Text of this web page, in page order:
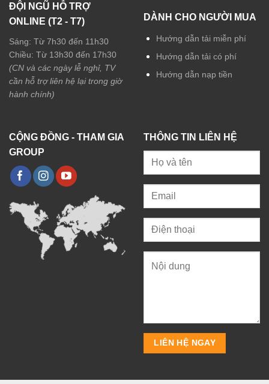
ĐỘI NGŨ HỖ TRỢ
ONLINE (T2 - T7)
Sáng: Từ 7h30 đến 11h30
Chiều: Từ 13h30 đến 17h30
(CN và các ngày lễ nghỉ, TV
cần hỗ trợ liên hệ lại trong giờ
hành chính)
DÀNH CHO NGƯỜI MUA
Hướng dẫn tải miễn phí
Hướng dẫn tải có phí
Hướng dẫn nạp tiền
CỘNG ĐỒNG - THAM GIA
GROUP
THÔNG TIN LIÊN HỆ